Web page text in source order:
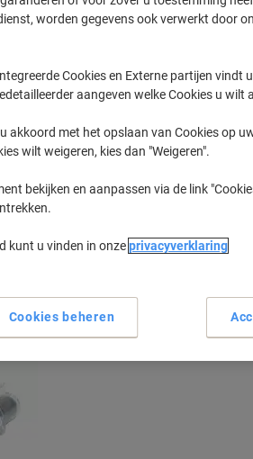
Intl Lasersoft I
worden gegevens ook verwerkt door
Cookies en Externe partijen vindt
aangeven welke Cookies u wilt
akkoord met het opslaan van Cookies op
wilt weigeren, kies dan "Weigeren".
bekijken en aanpassen via de link
kunt u vinden in onzeprivacyverklaring
Cookies beheren